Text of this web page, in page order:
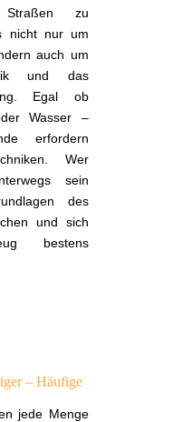
Straßen zu
nicht nur um
auch um
und das
Egal ob
Wasser –
erfordern
Wer
sein
des
und sich
bestens
– Häufige
jede Menge